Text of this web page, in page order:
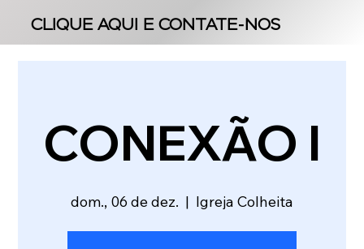
CLIQUE AQUI E CONTATE-NOS
CLIQUE AQUI E CONTATE-NOS
CONEXÃO I
dom., 06 de dez.
  |
Igreja Colheita